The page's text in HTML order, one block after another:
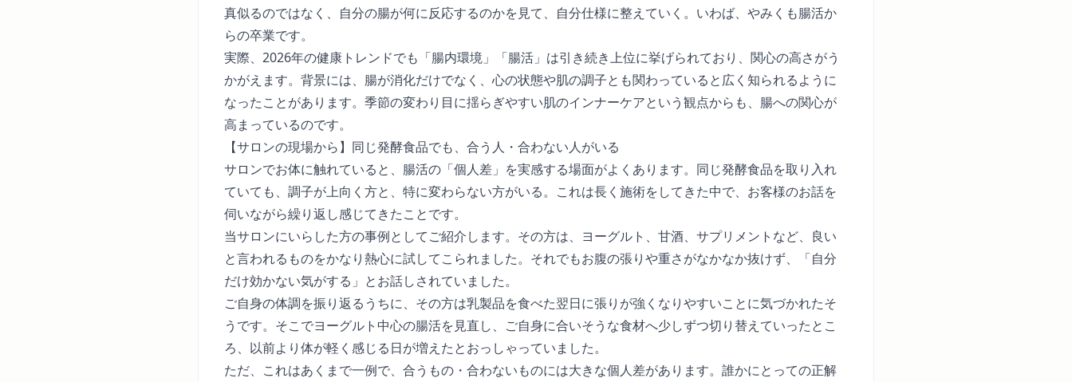
真似るのではなく、自分の腸が何に反応するのかを見て、自分仕様に整えていく。いわば、やみくも腸活か
らの卒業です。
実際、2026年の健康トレンドでも「腸内環境」「腸活」は引き続き上位に挙げられており、関心の高さがう
かがえます。背景には、腸が消化だけでなく、心の状態や肌の調子とも関わっていると広く知られるように
なったことがあります。季節の変わり目に揺らぎやすい肌のインナーケアという観点からも、腸への関心が
高まっているのです。
【サロンの現場から】同じ発酵食品でも、合う人・合わない人がいる
サロンでお体に触れていると、腸活の「個人差」を実感する場面がよくあります。同じ発酵食品を取り入れ
ていても、調子が上向く方と、特に変わらない方がいる。これは長く施術をしてきた中で、お客様のお話を
伺いながら繰り返し感じてきたことです。
当サロンにいらした方の事例としてご紹介します。その方は、ヨーグルト、甘酒、サプリメントなど、良い
と言われるものをかなり熱心に試してこられました。それでもお腹の張りや重さがなかなか抜けず、「自分
だけ効かない気がする」とお話しされていました。
ご自身の体調を振り返るうちに、その方は乳製品を食べた翌日に張りが強くなりやすいことに気づかれたそ
うです。そこでヨーグルト中心の腸活を見直し、ご自身に合いそうな食材へ少しずつ切り替えていったとこ
ろ、以前より体が軽く感じる日が増えたとおっしゃっていました。
ただ、これはあくまで一例で、合うもの・合わないものには大きな個人差があります。誰かにとっての正解